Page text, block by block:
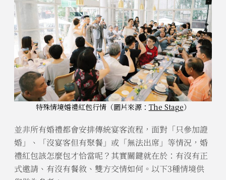
特殊情境婚禮紅包行情（圖片來源： The Stage）
並非所有婚禮都會安排傳統宴客流程，面對「只參加證
婚」、「沒宴客但有聚餐」或「無法出席」等情況，婚
禮紅包該怎麼包才恰當呢？其實關鍵就在於：有沒有正
式邀請、有沒有餐敘、雙方交情如何。以下3種情境供